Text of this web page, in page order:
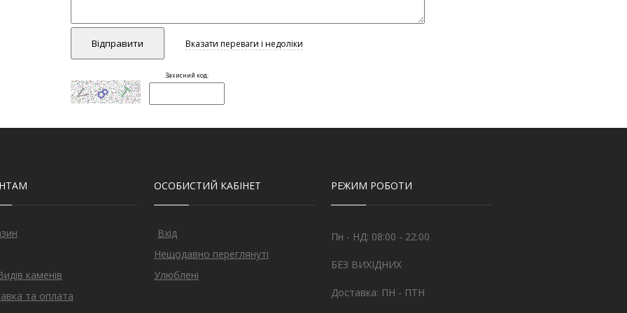
каменів
та оплата
ОСОБИСТИЙ КАБІНЕТ
Вхід
Нещодавно переглянуті
Улюблені
РЕЖИМ РОБОТИ
Пн - НД: 08:00 - 22:00
БЕЗ ВИХІДНИХ
Доставка: ПН - ПТН